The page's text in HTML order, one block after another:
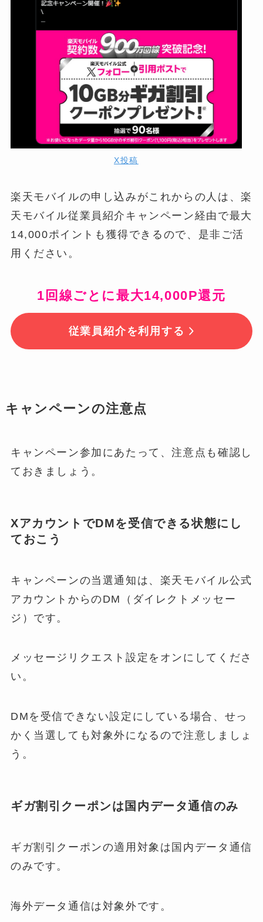
X投稿
楽天モバイルの申し込みがこれからの人は、楽
天モバイル従業員紹介キャンペーン経由で最大
14,000ポイントも獲得できるので、是非ご活
用ください。
1回線ごとに最大14,000P還元
従業員紹介を利用する
キャンペーンの注意点
キャンペーン参加にあたって、注意点も確認し
ておきましょう。
XアカウントでDMを受信できる状態にし
ておこう
キャンペーンの当選通知は、楽天モバイル公式
アカウントからのDM（ダイレクトメッセー
ジ）です。
メッセージリクエスト設定をオンにしてくださ
い。
DMを受信できない設定にしている場合、せっ
かく当選しても対象外になるので注意しましょ
う。
ギガ割引クーポンは国内データ通信のみ
ギガ割引クーポンの適用対象は国内データ通信
のみです。
海外データ通信は対象外です。